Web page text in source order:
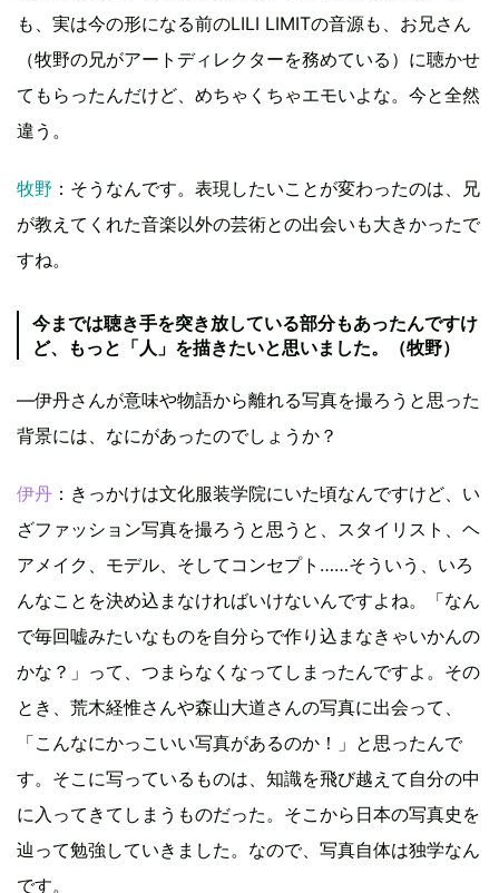
も、実は今の形になる前のLILI LIMITの音源も、お兄さん
（牧野の兄がアートディレクターを務めている）に聴かせ
てもらったんだけど、めちゃくちゃエモいよな。今と全然
違う。
牧野 ：そうなんです。表現したいことが変わったのは、兄
が教えてくれた音楽以外の芸術との出会いも大きかったで
すね。
今までは聴き手を突き放している部分もあったんですけ
ど、もっと「人」を描きたいと思いました。（牧野）
―伊丹さんが意味や物語から離れる写真を撮ろうと思った
背景には、なにがあったのでしょうか？
伊丹 ：きっかけは文化服装学院にいた頃なんですけど、い
ざファッション写真を撮ろうと思うと、スタイリスト、ヘ
アメイク、モデル、そしてコンセプト……そういう、いろ
んなことを決め込まなければいけないんですよね。「なん
で毎回嘘みたいなものを自分らで作り込まなきゃいかんの
かな？」って、つまらなくなってしまったんですよ。その
とき、荒木経惟さんや森山大道さんの写真に出会って、
「こんなにかっこいい写真があるのか！」と思ったんで
す。そこに写っているものは、知識を飛び越えて自分の中
に入ってきてしまうものだった。そこから日本の写真史を
辿って勉強していきました。なので、写真自体は独学なん
です。